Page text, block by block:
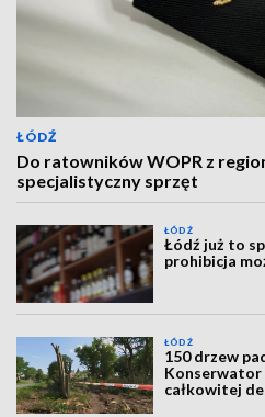
ŁÓDŹ
Do ratowników WOPR z
specjalistyczny sprzęt
ŁÓDŹ
Łódź już to
prohibicja
ŁÓDŹ
150 drzew
Konserwator
całkowitej